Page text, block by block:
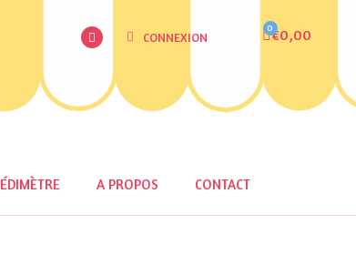
CONNEXION €0,00
A PROPOS CONTACT